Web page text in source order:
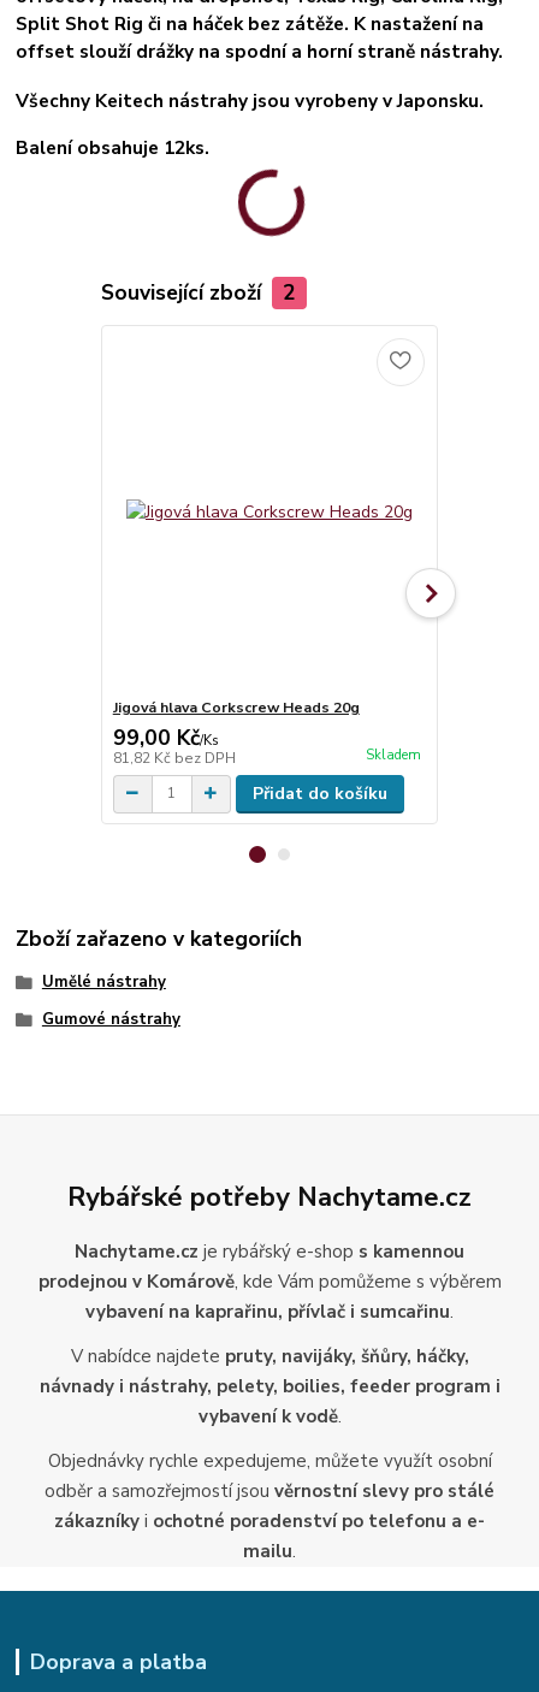
Split Shot Rig či na háček bez zátěže. K nastažení na
offset slouží drážky na spodní a horní straně nástrahy.
Všechny Keitech nástrahy jsou vyrobeny v Japonsku.
Balení obsahuje 12ks.
Související zboží 2
Jigová hlava Corkscrew Heads 20g
99,00 Kč/Ks
81,82 Kč bez DPH Skladem
Přidat do košíku
Zboží zařazeno v kategoriích
Umělé nástrahy
Gumové nástrahy
Rybářské potřeby Nachytame.cz
Nachytame.cz je rybářský e-shop s kamennou
prodejnou v Komárově, kde Vám pomůžeme s výběrem
vybavení na kaprařinu, přívlač i sumcařinu.
V nabídce najdete pruty, navijáky, šňůry, háčky,
návnady i nástrahy, pelety, boilies, feeder program i
vybavení k vodě.
Objednávky rychle expedujeme, můžete využít osobní
odběr a samozřejmostí jsou věrnostní slevy pro stálé
zákazníky i ochotné poradenství po telefonu a e-
mailu.
Doprava a platba